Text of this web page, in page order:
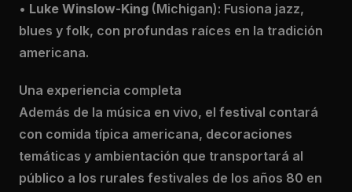
• Luke Winslow-King (Michigan): Fusiona jazz,
blues y folk, con profundas raíces en la tradición
americana.
Una experiencia completa
Además de la música en vivo, el festival contará
con comida típica americana, decoraciones
temáticas y ambientación que transportará al
público a los rurales festivales de los años 80 en